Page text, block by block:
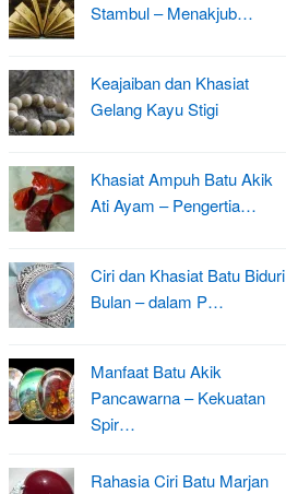
Stambul – Menakjub…
Keajaiban dan Khasiat
Gelang Kayu Stigi
Khasiat Ampuh Batu Akik
Ati Ayam – Pengertia…
Ciri dan Khasiat Batu Biduri
Bulan – dalam P…
Manfaat Batu Akik
Pancawarna – Kekuatan
Spir…
Rahasia Ciri Batu Marjan